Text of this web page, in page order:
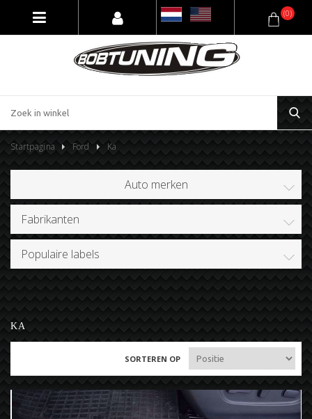
(0)
Startpagina Ford Ka
Auto merken
Fabrikanten
Populaire labels
KA
SORTEREN OP